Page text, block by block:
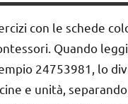
con le schede
Quando
24753981, lo
e unità,